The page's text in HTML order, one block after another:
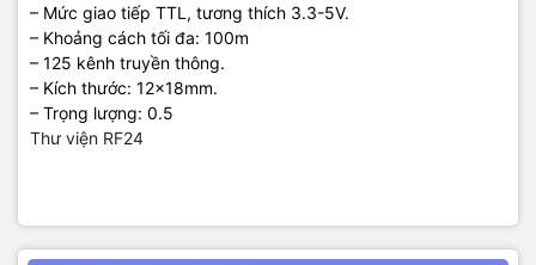
– Mức giao tiếp TTL, tương thích 3.3-5V.
– Khoảng cách tối đa: 100m
– 125 kênh truyền thông.
– Kích thước: 12x18mm.
– Trọng lượng: 0.5
Thư viện RF24